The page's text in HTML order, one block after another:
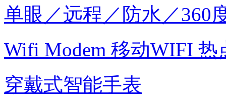
单眼／远程／防水／360
Wifi Modem 移动WIFI 热
穿戴式智能手表